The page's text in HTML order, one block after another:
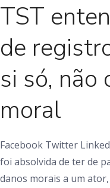
TST
de
si só, não
moral
Facebook Twitter
foi absolvida de ter de
danos morais a um